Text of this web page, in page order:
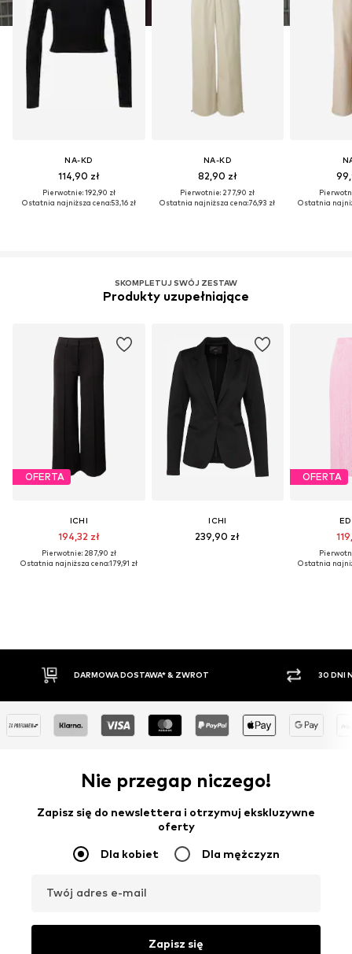
NA-KD
114,90 zł
Pierwotnie: 192,90 zł
Ostatnia najniższa cena:53,16 zł
NA-KD
82,90 zł
Pierwotnie: 277,90 zł
Ostatnia najniższa cena:76,93 zł
Ostatnia
SKOMPLETUJ SWÓJ ZESTAW
Produkty uzupełniające
OFERTA
ICHI
194,32 zł
Pierwotnie: 287,90 zł
Ostatnia najniższa cena:179,91 zł
ICHI
239,90 zł
OFERTA
Ostatnia
30 DNI NA ZWROT TOWARU
Nie przegap niczego!
Zapisz się do newslettera i otrzymuj ekskluzywne
oferty
Dla kobiet Dla mężczyzn
Twój adres e-mail
Zapisz się